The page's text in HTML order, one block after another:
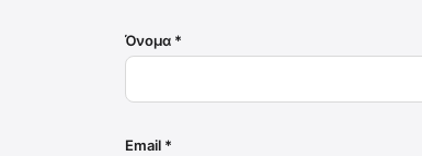
Όνομα *
Email *